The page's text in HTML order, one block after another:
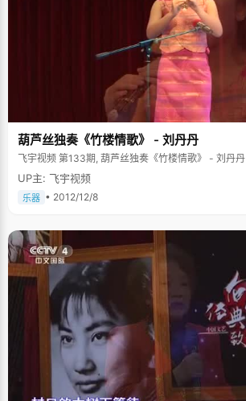
葫芦丝独奏《竹楼情歌》 - 刘丹丹
飞宇视频 第133期, 葫芦丝独奏《竹楼情歌》 - 刘丹丹
UP主: 飞宇视频
乐器 • 2012/12/8